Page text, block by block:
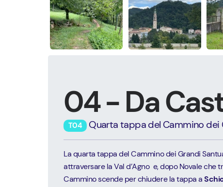
04 - Da
T04 Quarta tappa del Cammino dei
La quarta tappa del Cammino dei Grandi
attraversare la Val d’Agno e, dopo Novale che
Cammino scende per chiudere la tappa a